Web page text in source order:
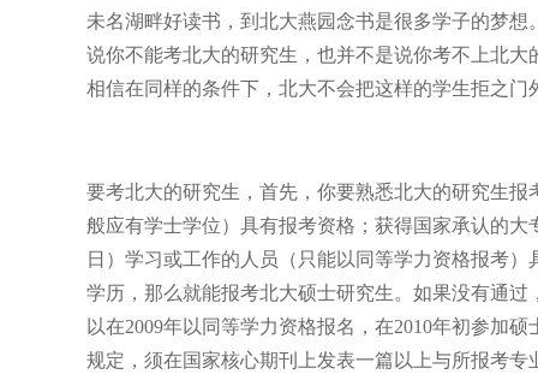
未名湖畔好读书，到北大燕园念书是很多学子的梦
说你不能考北大的研究生，也并不是说你考不上北
相信在同样的条件下，北大不会把这样的学生拒之门
要考北大的研究生，首先，你要熟悉北大的研究生
般应有学士学位）具有报考资格；获得国家承认的
日）学习或工作的人员（只能以同等学力资格报考
学历，那么就能报考北大硕士研究生。如果没有通
以在2009年以同等学力资格报名，在2010年初参加
规定，须在国家核心期刊上发表一篇以上与所报考